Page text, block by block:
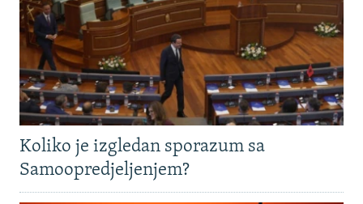
Koliko je izgledan sporazum sa
Samoopredjeljenjem?